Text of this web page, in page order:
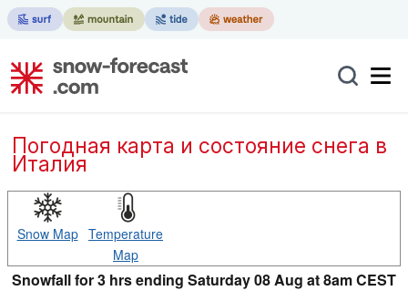
Погодная карта и состояние снега в
Италия
Snow Map Temperature
Map
Snowfall for 3 hrs ending Saturday 08 Aug at 8am CEST